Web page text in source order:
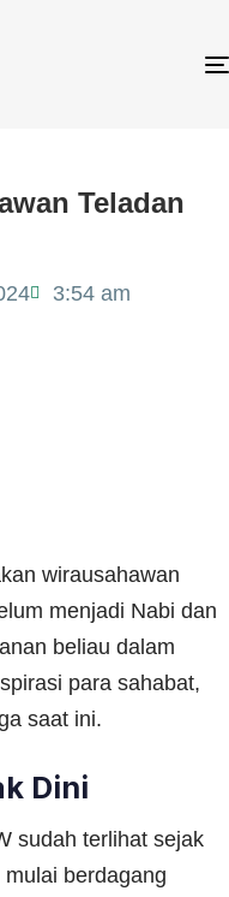
Teladan
3:54 am
wirausahawan
menjadi Nabi dan
beliau dalam
para sahabat,
saat ini.
Dini
sudah terlihat sejak
berdagang